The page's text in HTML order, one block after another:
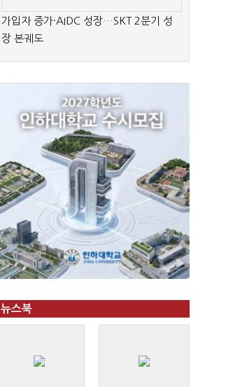
가입자 증가·AIDC 성장…SKT 2분기 성
장 본궤도
뉴스북